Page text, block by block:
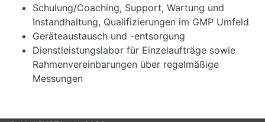
Schulung/Coaching, Support, Wartung und
Instandhaltung, Qualifizierungen im GMP Umfeld
Geräteaustausch und -entsorgung
Dienstleistungslabor für Einzelaufträge sowie
Rahmenvereinbarungen über regelmäßige
Messungen